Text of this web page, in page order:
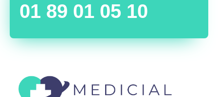
01 89 01 05 10